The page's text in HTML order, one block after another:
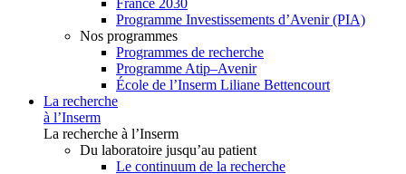
France 2030
Programme Investissements d’Avenir (PIA)
Nos programmes
Programmes de recherche
Programme Atip–Avenir
École de l’Inserm Liliane Bettencourt
La recherche
à l’Inserm
La recherche à l’Inserm
Du laboratoire jusqu’au patient
Le continuum de la recherche